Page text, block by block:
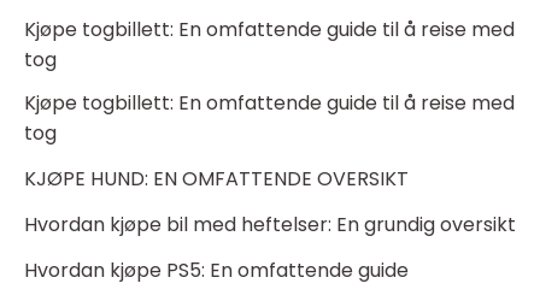
Kjøpe togbillett: En omfattende guide til å reise med
tog
Kjøpe togbillett: En omfattende guide til å reise med
tog
KJØPE HUND: EN OMFATTENDE OVERSIKT
Hvordan kjøpe bil med heftelser: En grundig oversikt
Hvordan kjøpe PS5: En omfattende guide